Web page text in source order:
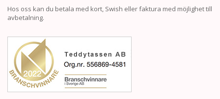
Hos oss kan du betala med kort, Swish eller faktura med möjlighet till
avbetalning.